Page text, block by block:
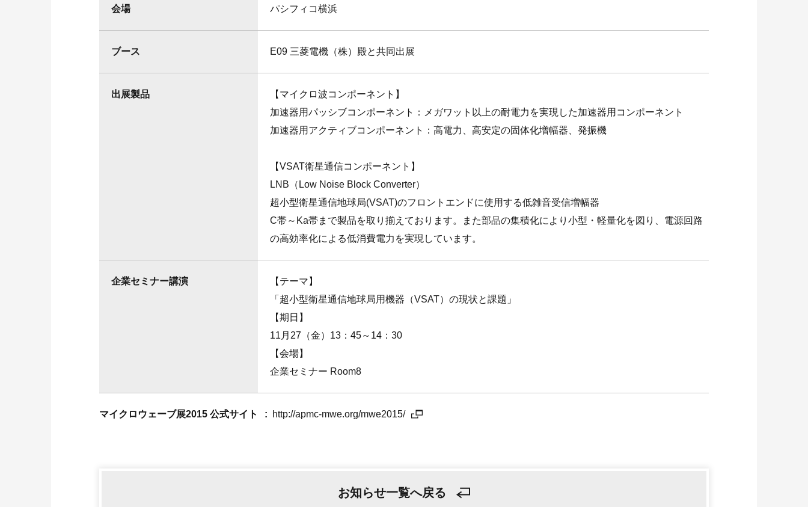
会場 パシフィコ横浜
ブース E09 三菱電機（株）殿と共同出展
出展製品
【マイクロ波コンポーネント】
加速器用パッシブコンポーネント：メガワット以上の耐電力を実現した加速器用コンポーネント
加速器用アクティブコンポーネント：高電力、高安定の固体化増幅器、発振機
【VSAT衛星通信コンポーネント】
LNB（Low Noise Block Converter）
超小型衛星通信地球局(VSAT)のフロントエンドに使用する低雑音受信増幅器
C帯～Ka帯まで製品を取り揃えております。また部品の集積化により小型・軽量化を図り、電源回路
の高効率化による低消費電力を実現しています。
企業セミナー講演
【テーマ】
「超小型衛星通信地球局用機器（VSAT）の現状と課題」
【期日】
11月27（金）13：45～14：30
【会場】
企業セミナー Room8
マイクロウェーブ展2015 公式サイト http://apmc-mwe.org/mwe2015/
お知らせ一覧へ戻る